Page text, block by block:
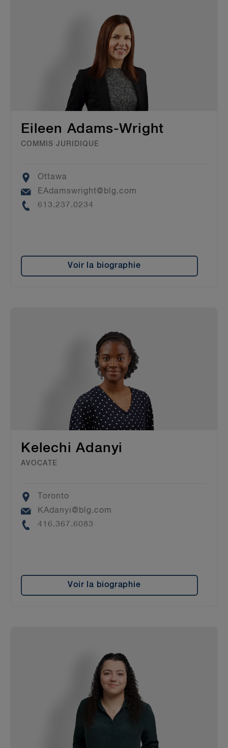
Eileen Adams-Wright
COMMIS JURIDIQUE
Location
Ottawa
Email
EAdamswright@blg.com
Phone
613.237.0234
Voir la biographie
Kelechi Adanyi
AVOCATE
Location
Toronto
Email
KAdanyi@blg.com
Phone
416.367.6083
Voir la biographie